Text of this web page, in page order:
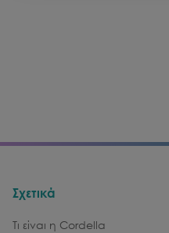
Σχετικά
Τι είναι η Cordella